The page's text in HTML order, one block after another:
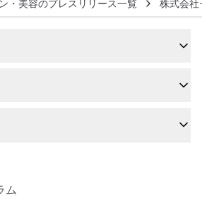
・美容のプレスリリース一覧 株式会社
ム